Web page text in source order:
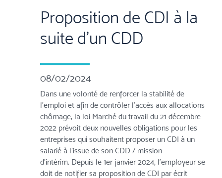
Proposition de CDI à la
suite d'un CDD
08/02/2024
Dans une volonté de renforcer la stabilité de
l’emploi et afin de contrôler l’accès aux allocations
chômage, la loi Marché du travail du 21 décembre
2022 prévoit deux nouvelles obligations pour les
entreprises qui souhaitent proposer un CDI à un
salarié à l’issue de son CDD / mission
d’intérim. Depuis le 1er janvier 2024, l’employeur se
doit de notifier sa proposition de CDI par écrit